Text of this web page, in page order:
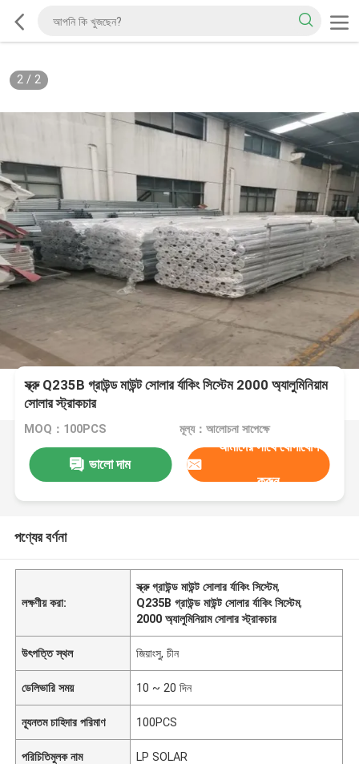
2/ 2
স্ক্রু Q235B গ্রাউন্ড মাউন্ট সোলার র্যাকিং সিস্টেম 2000 অ্যালুমিনিয়াম
সোলার স্ট্রাকচার
MOQ：100PCS মূল্য：আলোচনা সাপেক্ষে
ভালো দাম
আমাদের সাথে যোগাযোগ
করুন
পণ্যের বর্ণনা
লক্ষণীয় করা:
স্ক্রু গ্রাউন্ড মাউন্ট সোলার র্যাকিং সিস্টেম,
Q235B গ্রাউন্ড মাউন্ট সোলার র্যাকিং সিস্টেম,
2000 অ্যালুমিনিয়াম সোলার স্ট্রাকচার
উৎপত্তি স্থল জিয়াংসু, চীন
ডেলিভারি সময় 10 ~ 20 দিন
ন্যূনতম চাহিদার পরিমাণ 100PCS
পরিচিতিমুলক নাম LP SOLAR